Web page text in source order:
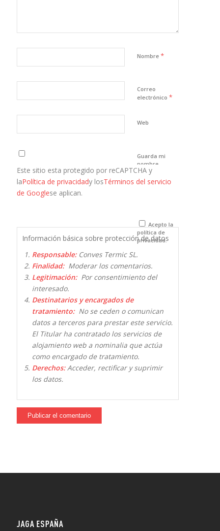
Nombre *
Correo
electrónico *
Web
Guarda mi
nombre,
correo
electrónico y
que comente.
Este sitio esta protegido por reCAPTCHA y
laPolítica de privacidady losTérminos del servicio
de Googlese aplican.
Acepto la
política de
privacidad.
Información básica sobre protección de datos
Responsable:Conves Termic SL.
Finalidad:Moderar los comentarios.
Legitimación:Por consentimiento del
interesado.
Destinatarios y encargados de
tratamiento:No se ceden o comunican
datos a terceros para prestar este servicio.
El Titular ha contratado los servicios de
alojamiento web a nominalia que actúa
como encargado de tratamiento.
Derechos:Acceder, rectificar y suprimir
los datos.
JAGA ESPAÑA